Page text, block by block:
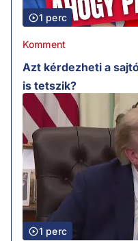
1 perc
Komment
Azt kérdezheti a
is tetszik?
1 perc